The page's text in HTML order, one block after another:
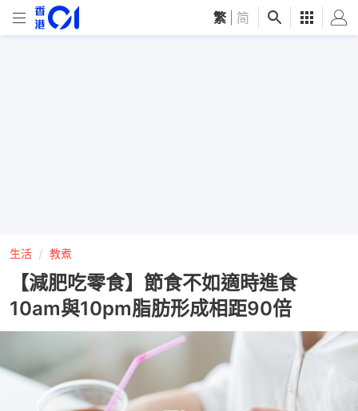
繁 简
生活 教煮
【減肥吃零食】節食不如適時進食
10am與10pm脂肪形成相距90倍